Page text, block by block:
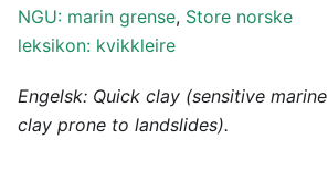
NGU: marin grense, Store norske
leksikon: kvikkleire
Engelsk: Quick clay (sensitive marine
clay prone to landslides).